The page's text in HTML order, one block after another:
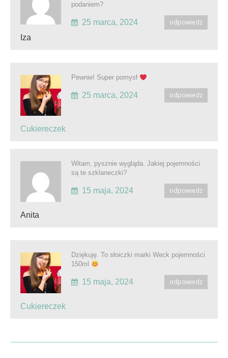
Iza
podaniem?
odpowiedz
25 marca, 2024
Cukiereczek
Pewnie! Super pomysł
odpowiedz
25 marca, 2024
Anita
Witam, pysznie wygląda. Jakiej pojemności
są te szklaneczki?
odpowiedz
15 maja, 2024
Cukiereczek
Dziękuję. To słoiczki marki Weck pojemności
150ml
odpowiedz
15 maja, 2024